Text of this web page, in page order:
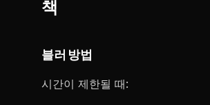
책
블러 방법
시간이 제한될 때: